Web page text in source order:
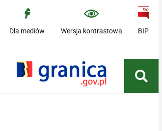
Dla mediów Wersja kontrastowa BIP